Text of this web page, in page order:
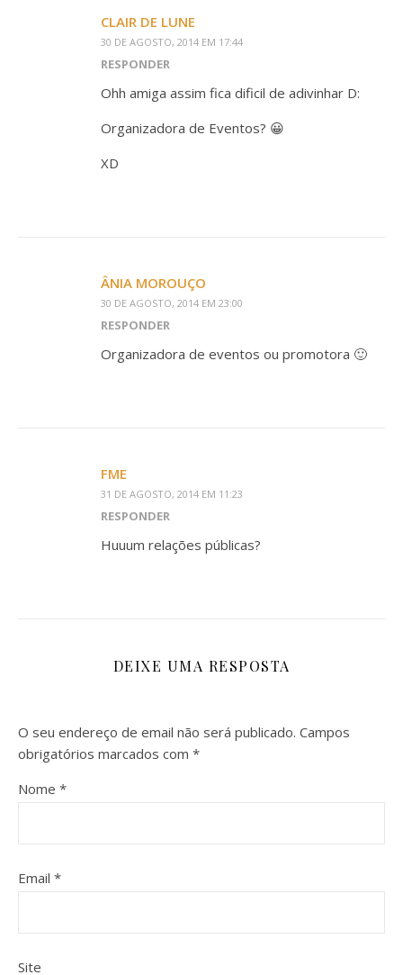
CLAIR DE LUNE
30 DE AGOSTO, 2014 EM 17:44
RESPONDER
Ohh amiga assim fica dificil de adivinhar D:
Organizadora de Eventos? 😀
XD
ÂNIA MOROUÇO
30 DE AGOSTO, 2014 EM 23:00
RESPONDER
Organizadora de eventos ou promotora 🙂
FME
31 DE AGOSTO, 2014 EM 11:23
RESPONDER
Huuum relações públicas?
DEIXE UMA RESPOSTA
O seu endereço de email não será publicado. Campos
obrigatórios marcados com *
Nome *
Email *
Site